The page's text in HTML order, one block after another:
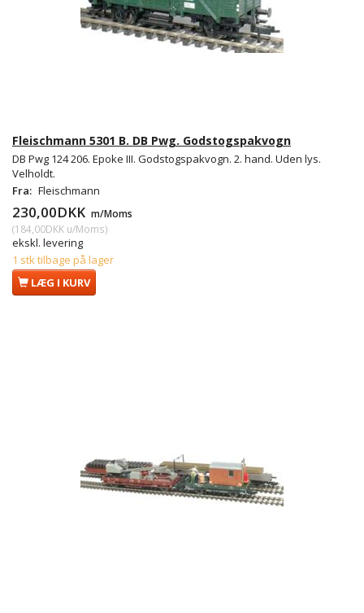
Fleischmann 5301 B. DB Pwg. Godstogspakvogn
DB Pwg 124 206. Epoke III. Godstogspakvogn. 2. hand. Uden lys.
Velholdt.
Fra: Fleischmann
230,00DKK m/Moms
(184,00DKK u/Moms)
ekskl. levering
1 stk tilbage på lager
LÆG I KURV